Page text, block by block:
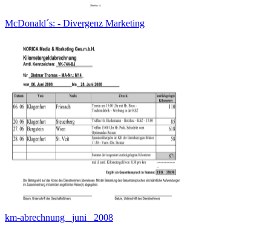
McDonald´s: - Divergenz Marketing
km-abrechnung _juni_ 2008